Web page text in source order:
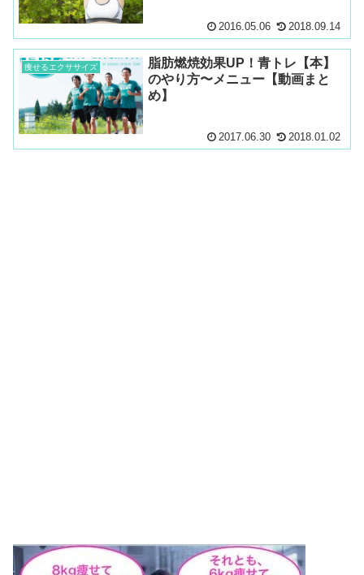
2016.05.06 2018.09.14
痩せるエクササイズ
脂肪燃焼効果UP！青トレ【本】
のやり方〜メニュー【動画まと
め】
2017.06.30 2018.01.02